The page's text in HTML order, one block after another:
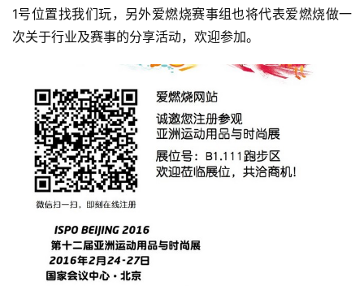
1号位置找我们玩，另外爱燃烧赛事组也将代表爱燃烧做一
次关于行业及赛事的分享活动，欢迎参加。